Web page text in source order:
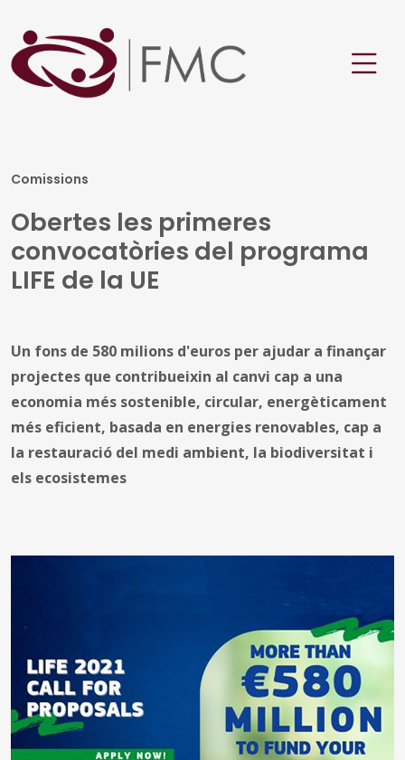
Comissions
Obertes les primeres
convocatòries del programa
LIFE de la UE
Un fons de 580 milions d'euros per ajudar a finançar
projectes que contribueixin al canvi cap a una
economia més sostenible, circular, energèticament
més eficient, basada en energies renovables, cap a
la restauració del medi ambient, la biodiversitat i
els ecosistemes